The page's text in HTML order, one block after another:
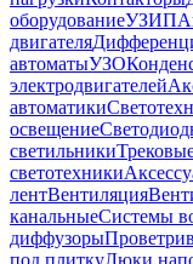
оборудованиеУЗИП
двигателя
автоматыУЗО
электродвигателей
автоматики
освещение
светильники
светотехники
лентВентиляция
канальныеСистемы
диффузоры
под плиткуЛюки